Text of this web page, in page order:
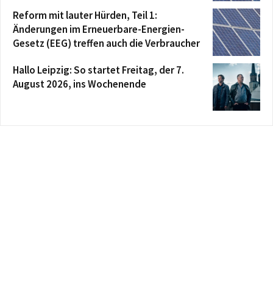
Reform mit lauter Hürden, Teil 1:
Änderungen im Erneuerbare-Energien-
Gesetz (EEG) treffen auch die Verbraucher
Hallo Leipzig: So startet Freitag, der 7.
August 2026, ins Wochenende